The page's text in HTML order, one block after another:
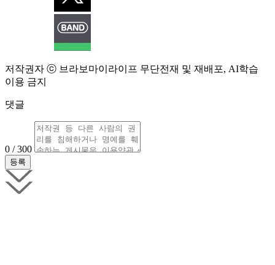
저작권자 ⓒ 브라보마이라이프 무단전재 및 재배포, AI학습
이용 금지
댓글
0 / 300